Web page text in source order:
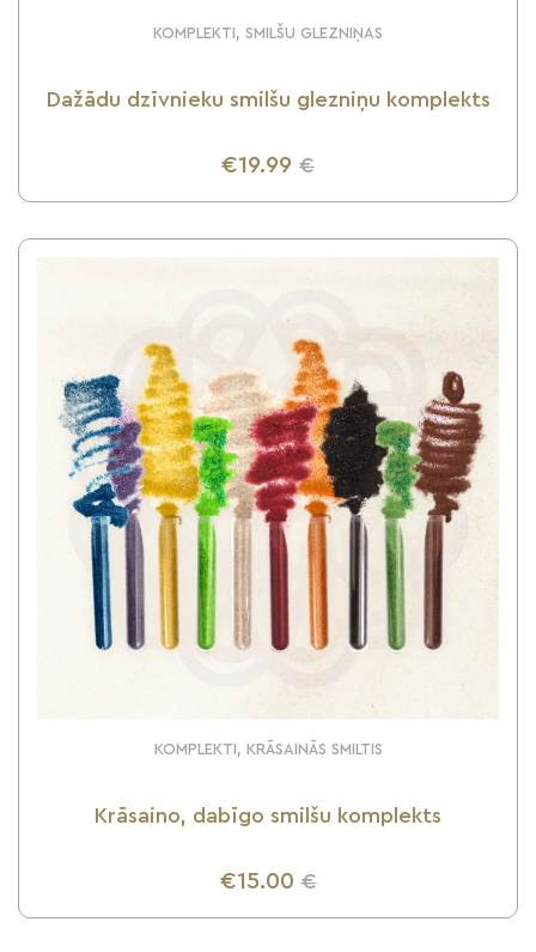
KOMPLEKTI, SMILŠU GLEZNIŅAS
Dažādu dzīvnieku smilšu glezniņu komplekts
€19.99 €
UZZINI VAIRĀK
KOMPLEKTI, KRĀSAINĀS SMILTIS
Krāsaino, dabīgo smilšu komplekts
€15.00 €
UZZINI VAIRĀK